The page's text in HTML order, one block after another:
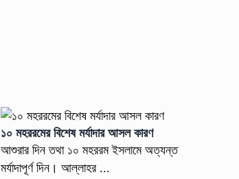
১০ মহররমের বিশেষ মর্যাদার আসল কারণ
আশুরার দিন তথা ১০ মহররম ইসলামে অত্যন্ত
মর্যাদাপূর্ণ দিন। আল্লাহর ...